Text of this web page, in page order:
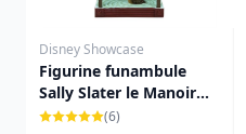
Disney Showcase
Figurine funambule
Sally Slater le Manoir
hanté - DISNEY
(6)